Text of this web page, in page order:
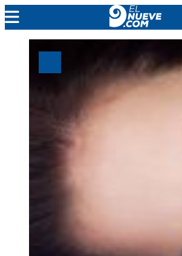
CADA DÍA
PROTAGONISTAS
EL NUEVE STREAMS